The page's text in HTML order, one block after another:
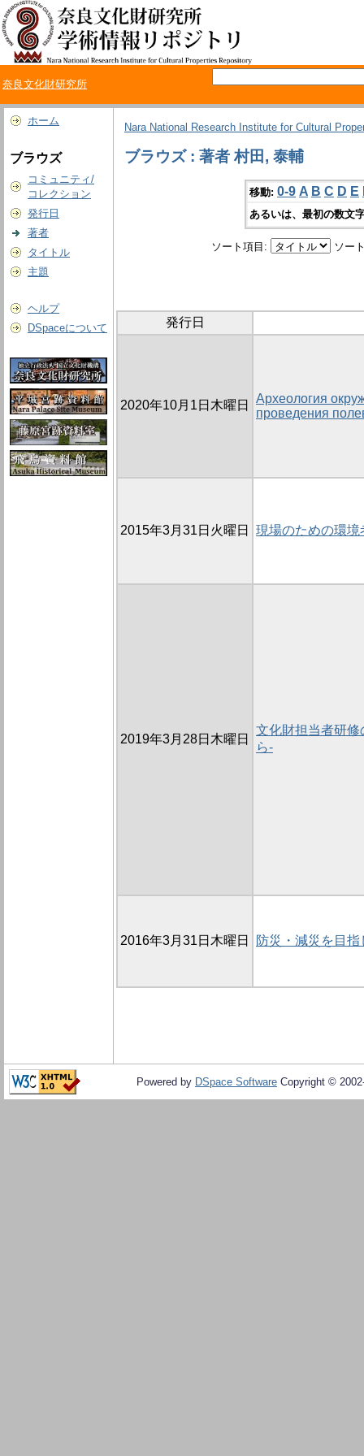
奈良文化財研究所
ホーム
ブラウズ
コミュニティ/
コレクション
発行日
著者
タイトル
主題
ヘルプ
DSpaceについて
Nara National Research Institute for Cultural
ブラウズ : 著者 村田, 泰輔
移動: 0-9 A B C D E
あるいは、最初の数文
ソート項目: ソー
発行日
2020年10月1日木曜日
Археология
проведения
2015年3月31日火曜日 現場のための環
2019年3月28日木曜日
文化財担当者研
ら-
2016年3月31日木曜日 防災・減災を目
Powered by DSpace Software Copyright ©